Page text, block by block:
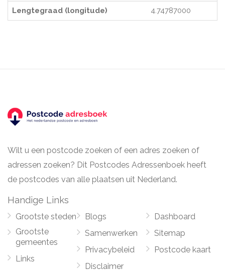
Lengtegraad (longitude) 4.74787000
Wilt u een postcode zoeken of een adres zoeken of
adressen zoeken? Dit Postcodes Adressenboek heeft
de postcodes van alle plaatsen uit Nederland.
Handige Links
Grootste steden
Grootste
gemeentes
Links
Blogs
Samenwerken
Privacybeleid
Disclaimer
Dashboard
Sitemap
Postcode kaart